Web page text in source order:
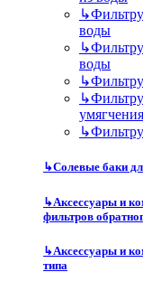
↳
воды
↳
воды
↳
↳
умягчения
↳
↳Солевые баки
↳Аксессуары и
фильтров
↳Аксессуары и
типа